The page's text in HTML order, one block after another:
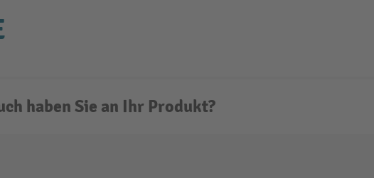
haben Sie an Ihr Produkt?